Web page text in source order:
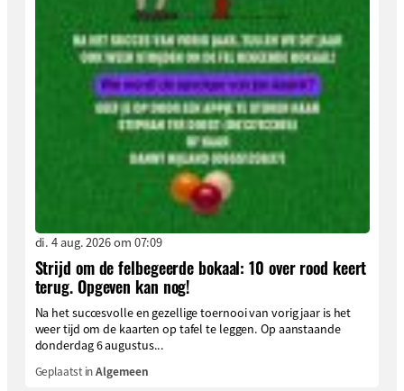
di. 4 aug. 2026 om 07:09
Strijd om de felbegeerde bokaal: 10 over rood keert
terug. Opgeven kan nog!
Na het succesvolle en gezellige toernooi van vorig jaar is het
weer tijd om de kaarten op tafel te leggen. Op aanstaande
donderdag 6 augustus...
Geplaatst inAlgemeen